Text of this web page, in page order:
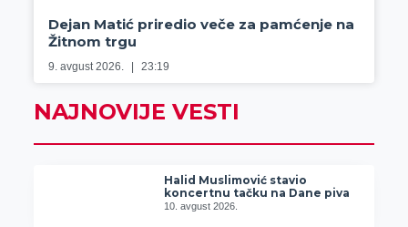
Dejan Matić priredio veče za pamćenje na
Žitnom trgu
9. avgust 2026. 23:19
NAJNOVIJE VESTI
Halid Muslimović stavio
koncertnu tačku na Dane piva
10. avgust 2026.